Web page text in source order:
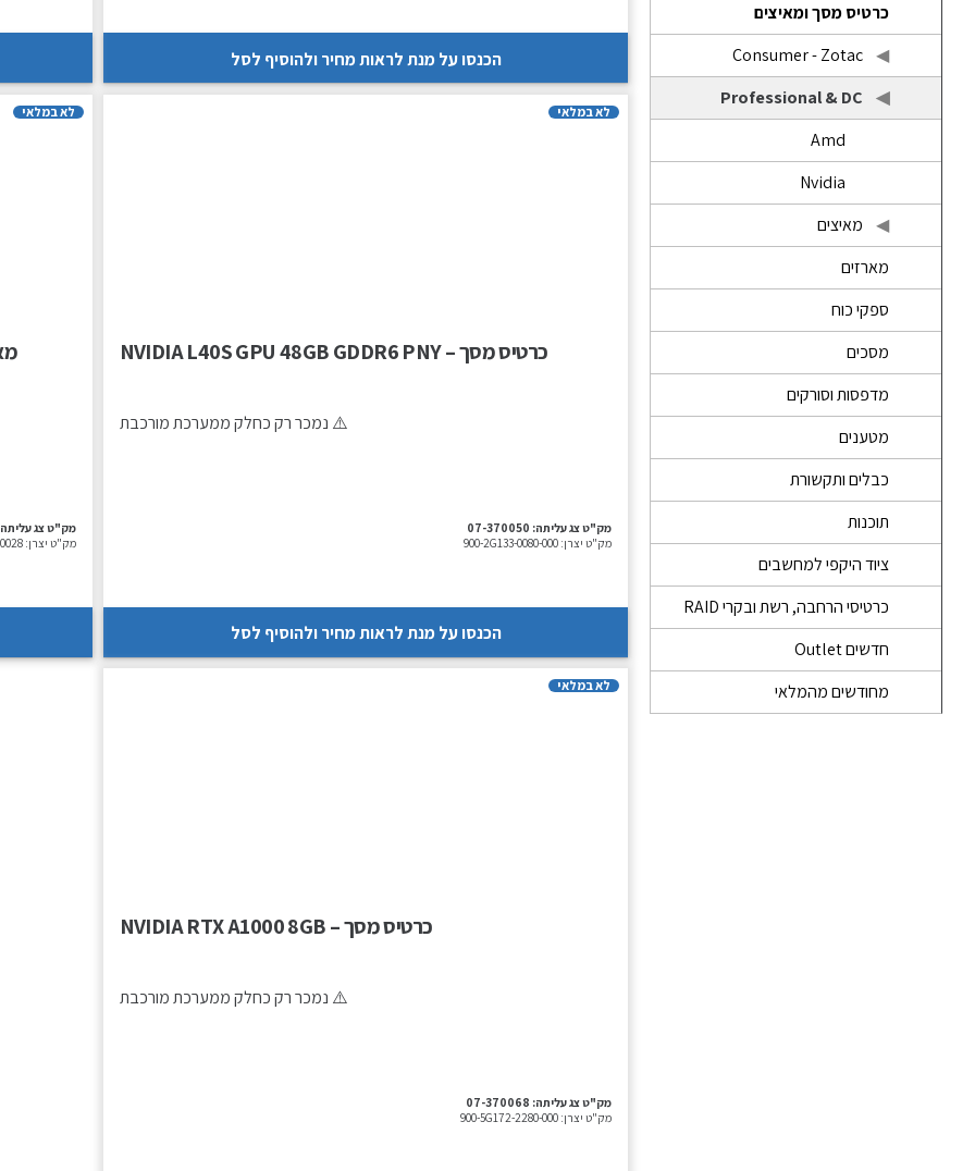
כרטיס מסך ומאיצים
Consumer - Zotac
Professional & DC
Amd
Nvidia
מאיצים
מארזים
ספקי כוח
מסכים
מדפסות וסורקים
מטענים
כבלים ותקשורת
תוכנות
ציוד היקפי למחשבים
כרטיסי הרחבה, רשת ובקרי RAID
חדשים Outlet
מחודשים מהמלאי
הכנסו על מנת לראות מחיר ולהוסיף לסל
לא במלאי
כרטיס מסך – NVIDIA L40S GPU 48GB GDDR6 PNY
⚠️ נמכר רק כחלק ממערכת מורכבת
מק"ט צג עליתה: 07-370050
מק"ט יצרן: 900-2G133-0080-000
הכנסו על מנת לראות מחיר ולהוסיף לסל
לא במלאי
מק"ט צג
מק"ט יצרן:
לא במלאי
כרטיס מסך – NVIDIA RTX A1000 8GB
⚠️ נמכר רק כחלק ממערכת מורכבת
מק"ט צג עליתה: 07-370068
מק"ט יצרן: 900-5G172-2280-000